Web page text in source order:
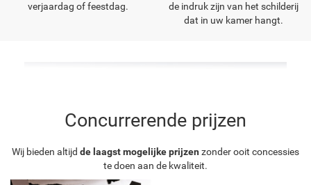
verjaardag of feestdag.
de indruk zijn van het schilderij
dat in uw kamer hangt.
Concurrerende prijzen
Wij bieden altijd de laagst mogelijke prijzen zonder ooit concessies
te doen aan de kwaliteit.